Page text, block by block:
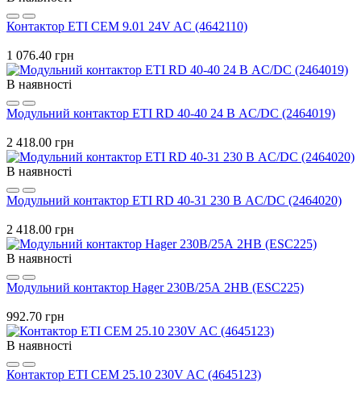
Контактор ETI CEM 9.01 24V AC (4642110)
1 076.40 грн
В наявності
Модульний контактор ETI RD 40-40 24 В AC/DC (2464019)
2 418.00 грн
В наявності
Модульний контактор ETI RD 40-31 230 В AC/DC (2464020)
2 418.00 грн
В наявності
Модульний контактор Hager 230В/25А 2НВ (ESC225)
992.70 грн
В наявності
Контактор ETI CEM 25.10 230V AC (4645123)